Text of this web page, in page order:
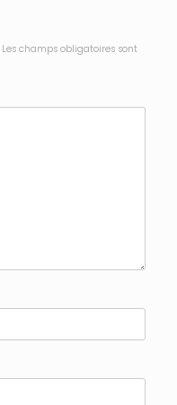
Les champs obligatoires sont